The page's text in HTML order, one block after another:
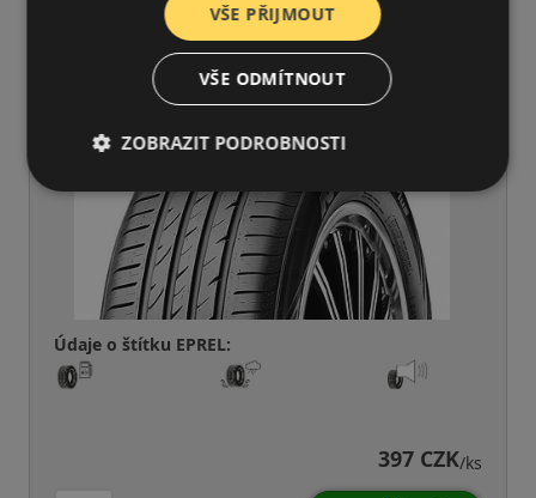
Údaje o štítku EPREL:
397 CZK/ks
VŠE PŘIJMOUT
VŠE ODMÍTNOUT
ZOBRAZIT PODROBNOSTI